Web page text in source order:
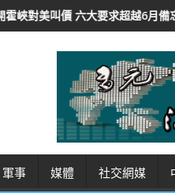
備忘錄範圍 包括明確索取戰爭
軍事 媒體 社交網媒